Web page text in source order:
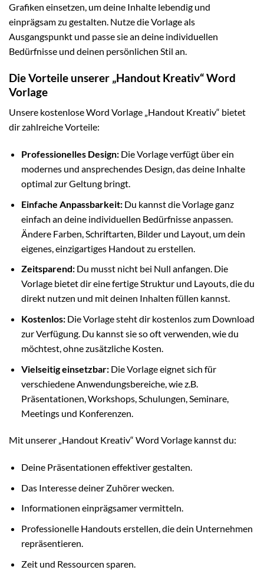
Grafiken einsetzen, um deine Inhalte lebendig und
einprägsam zu gestalten. Nutze die Vorlage als
Ausgangspunkt und passe sie an deine individuellen
Bedürfnisse und deinen persönlichen Stil an.
Die Vorteile unserer „Handout Kreativ“ Word
Vorlage
Unsere kostenlose Word Vorlage „Handout Kreativ“ bietet
dir zahlreiche Vorteile:
Professionelles Design:Die Vorlage verfügt über ein
modernes und ansprechendes Design, das deine Inhalte
optimal zur Geltung bringt.
Einfache Anpassbarkeit:Du kannst die Vorlage ganz
einfach an deine individuellen Bedürfnisse anpassen.
Ändere Farben, Schriftarten, Bilder und Layout, um dein
eigenes, einzigartiges Handout zu erstellen.
Zeitsparend:Du musst nicht bei Null anfangen. Die
Vorlage bietet dir eine fertige Struktur und Layouts, die du
direkt nutzen und mit deinen Inhalten füllen kannst.
Kostenlos:Die Vorlage steht dir kostenlos zum Download
zur Verfügung. Du kannst sie so oft verwenden, wie du
möchtest, ohne zusätzliche Kosten.
Vielseitig einsetzbar:Die Vorlage eignet sich für
verschiedene Anwendungsbereiche, wie z.B.
Präsentationen, Workshops, Schulungen, Seminare,
Meetings und Konferenzen.
Mit unserer „Handout Kreativ“ Word Vorlage kannst du:
Deine Präsentationen effektiver gestalten.
Das Interesse deiner Zuhörer wecken.
Informationen einprägsamer vermitteln.
Professionelle Handouts erstellen, die dein Unternehmen
repräsentieren.
Zeit und Ressourcen sparen.